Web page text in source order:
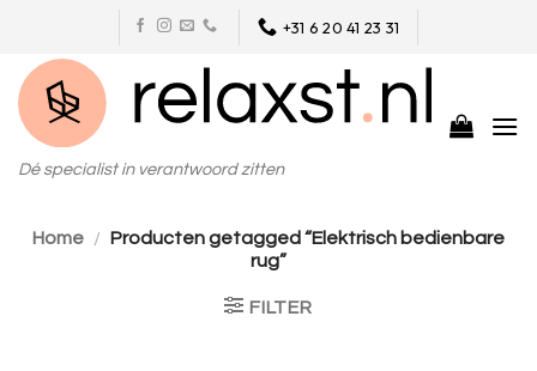
content
+31 6 20 41 23 31
Dé specialist in verantwoord zitten
Home /
Producten getagged “Elektrisch bedienbare
rug”
FILTER